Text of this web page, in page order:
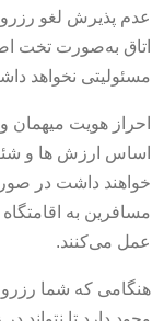
عدم پذیرش لغو
اتاق به‌صورت تخت
مسئولیتی نخواهد
احراز هویت میهمان
اساس ارزش ها و
خواهند داشت در
مسافرین به
عمل می‌کنند.
هنگامی که شما رزرو